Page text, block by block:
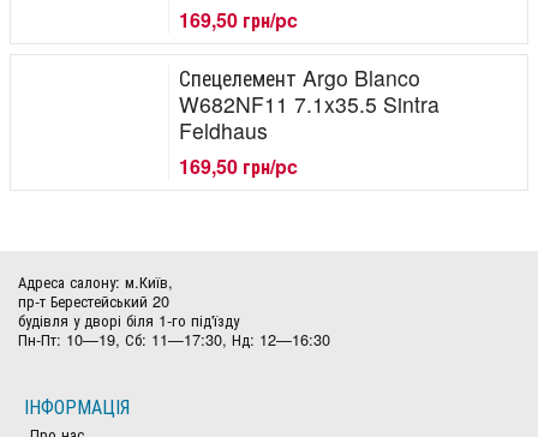
169,50 грн/pc
Спецелемент Argo Blanco
W682NF11 7.1x35.5 Sintra
Feldhaus
169,50 грн/pc
Адреса салону: м.Київ,
пр-т Берестейський 20
будівля у дворі біля 1-го під'їзду
Пн-Пт: 10—19, Сб: 11—17:30, Нд: 12—16:30
ІНФОРМАЦІЯ